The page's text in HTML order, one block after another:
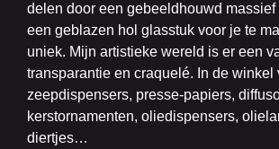
delen door een gebeeldhouwd massief
een geblazen hol glasstuk voor je te
uniek. Mijn artistieke wereld is er een
transparantie en craquelé. In de winkel
zeepdispensers, presse-papiers,
kerstornamenten, oliedispensers,
diertjes…